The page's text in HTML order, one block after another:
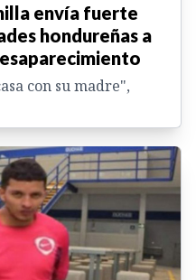
envía fuerte
hondureñas a
con su madre",